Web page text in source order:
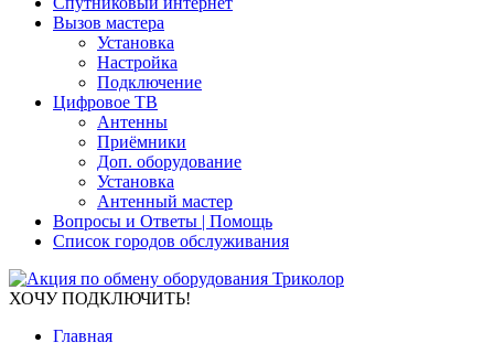
Вызов мастера
Установка
Настройка
Подключение
Цифровое ТВ
Антенны
Приёмники
Доп. оборудование
Установка
Антенный мастер
Вопросы и Ответы | Помощь
Список городов обслуживания
ХОЧУ ПОДКЛЮЧИТЬ!
Главная